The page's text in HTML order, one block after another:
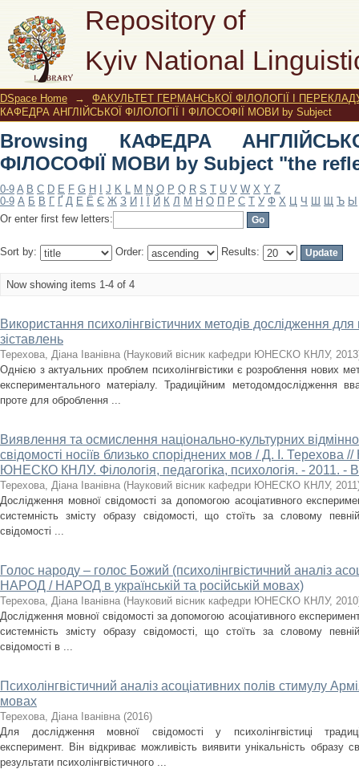
Repository of
Kyiv National
Browsing КАФЕДРА АНГЛІЙСЬКОЇ
"the reflection of the world"
DSpace Home →
ФАКУЛЬТЕТ ГЕРМАНСЬКОЇ ФІЛОЛОГІЇ І
КАФЕДРА АНГЛІЙСЬКОЇ ФІЛОЛОГІЇ І ФІЛОСОФІЇ МОВИ by Subject
Browsing КАФЕДРА
ФІЛОСОФІЇ МОВИ by Subject "the
0-9 A B C D E F G H J K L M N O P Q R S T U V W X Y Z
0-9 А Б В Г Ґ Д Е Ё Є Ж З И Й К Л М Н О П Р С Т У Ф Х Ц Ч Ш Щ Ъ Ы
Or enter first few letters:
Sort by: Order: Results:
Now showing items 1-4 of 4
Використання психолінгвістичних методів дослідження
зіставлень
Терехова, Діана Іванівна (Науковий вісник кафедри ЮНЕСКО КНЛУ, 2013
Однією з актуальних проблем психолінгвістики є розроблення нових
експериментального матеріалу. Традиційним методомдослідження
проте для оброблення ...
Виявлення та осмислення національно-культурних
свідомості носіїв близько споріднених мов / Д. І. Терехова
ЮНЕСКО КНЛУ. Філологія, педагогіка, психологія. - 2011. -
Терехова, Діана Іванівна (Науковий вісник кафедри ЮНЕСКО КНЛУ, 2011
Дослідження мовної свідомості за допомогою асоціативного
системність змісту образу свідомості, що стоїть за словому
свідомості ...
Голос народу – голос Божий (психолінгвістичний аналіз
НАРОД / НАРОД в українській та російській мовах)
Терехова, Діана Іванівна (Науковий вісник кафедри ЮНЕСКО КНЛУ, 2010
Дослідження мовної свідомості за допомогою асоціативного
системність змісту образу свідомості, що стоїть за словому
свідомості в ...
Психолінгвістичний аналіз асоціативних полів стимулу
мовах
Терехова, Діана Іванівна (2016)
Для дослідження мовної свідомості у психолінгвістиці
експеримент. Він відкриває можливість виявити унікальність образу
результати психолінгвістичного ...